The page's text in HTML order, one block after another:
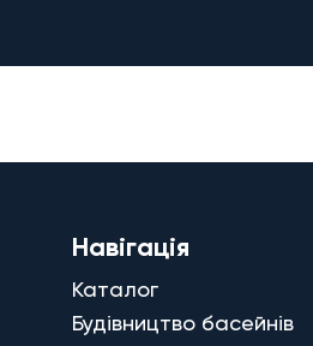
Навігація
Каталог
Будівництво басейнів